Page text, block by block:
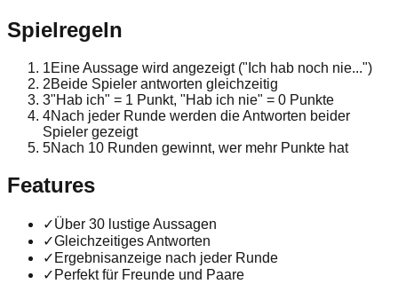
Spielregeln
1Eine Aussage wird angezeigt ("Ich hab noch nie...")
2Beide Spieler antworten gleichzeitig
3"Hab ich" = 1 Punkt, "Hab ich nie" = 0 Punkte
4Nach jeder Runde werden die Antworten beider
Spieler gezeigt
5Nach 10 Runden gewinnt, wer mehr Punkte hat
Features
✓Über 30 lustige Aussagen
✓Gleichzeitiges Antworten
✓ Ergebnisanzeige nach jeder Runde
✓ Perfekt für Freunde und Paare